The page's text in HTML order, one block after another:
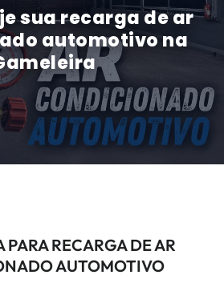
sua recarga de ar
automotivo na
PARA RECARGA DE AR
AUTOMOTIVO